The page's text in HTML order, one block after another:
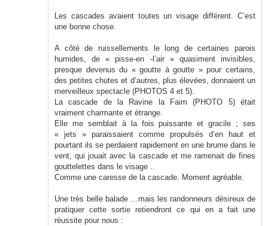
Les cascades avaient toutes un visage différent. C’est
une bonne chose.
A côté de ruissellements le long de certaines parois
humides, de « pisse-en -l’air » quasiment invisibles,
presque devenus du « goutte à goutte » pour certains,
des petites chutes et d’autres, plus élevées, donnaient un
merveilleux spectacle (PHOTOS 4 et 5).
La cascade de la Ravine la Faim (PHOTO 5) était
vraiment charmante et étrange.
Elle me semblait à la fois puissante et gracile ; ses
« jets » paraissaient comme propulsés d’en haut et
pourtant ils se perdaient rapidement en une brume dans le
vent, qui jouait avec la cascade et me ramenait de fines
gouttelettes dans le visage ..
Comme une caresse de la cascade. Moment agréable.
Une très belle balade ...mais les randonneurs désireux de
pratiquer cette sortie retiendront ce qui en a fait une
réussite pour nous :